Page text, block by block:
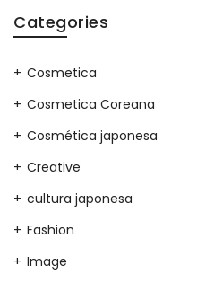
Categories
Cosmetica
Cosmetica Coreana
Cosmética japonesa
Creative
cultura japonesa
Fashion
Image